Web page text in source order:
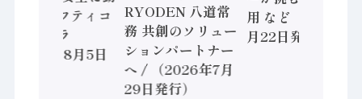
かすセーフティコ
ントローラ
（2026年8月5日
RYODEN 八道常
務 共創のソリュー
ションパートナー
へ / （2026年7月
29日発行）
用 など（2026年7
月22日発行）